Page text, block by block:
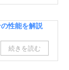
性能を解説